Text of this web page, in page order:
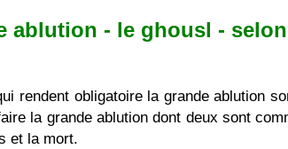
- le ghousl -
rendent obligatoire la grande ablution
la grande ablution dont deux sont
et la mort.